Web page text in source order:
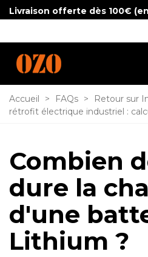
Livraison offerte dès 100€ (
Accueil > FAQs >
Retour sur
rétrofit électrique industriel :
Combien
dure la
d'une
Lithium ?